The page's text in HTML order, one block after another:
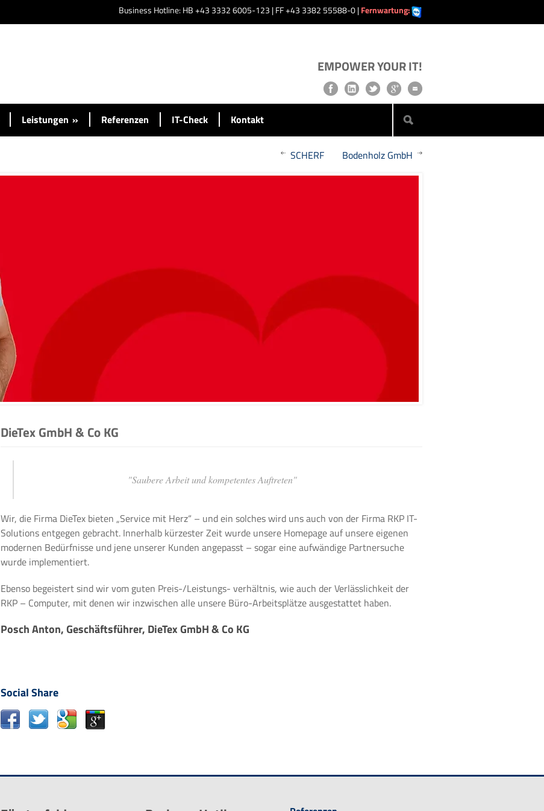
Business Hotline: HB +43 3332 6005-123 | FF +43 3382 55588-0 |Fernwartung:
EMPOWER YOUR IT!
Leistungen » Referenzen IT-Check Kontakt
SCHERF Bodenholz GmbH
DieTex GmbH & Co KG
"Saubere Arbeit und kompetentes Auftreten"
Wir, die Firma DieTex bieten „Service mit Herz“ – und ein solches wird uns auch von der Firma RKP IT-
Solutions entgegen gebracht. Innerhalb kürzester Zeit wurde unsere Homepage auf unsere eigenen
modernen Bedürfnisse und jene unserer Kunden angepasst – sogar eine aufwändige Partnersuche
wurde implementiert.
Ebenso begeistert sind wir vom guten Preis-/Leistungs- verhältnis, wie auch der Verlässlichkeit der
RKP – Computer, mit denen wir inzwischen alle unsere Büro-Arbeitsplätze ausgestattet haben.
Posch Anton, Geschäftsführer, DieTex GmbH & Co KG
Social Share